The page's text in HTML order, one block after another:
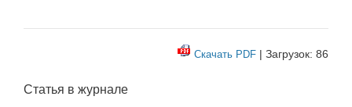
Скачать PDF | Загрузок: 86
Статья в журнале